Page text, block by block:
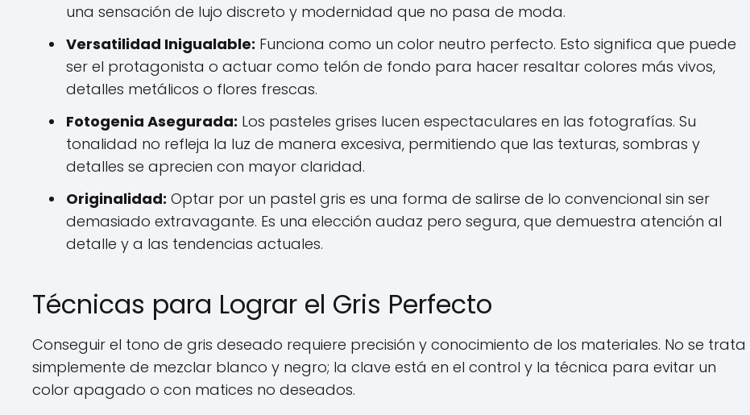
una sensación de lujo discreto y modernidad que no pasa de moda.
Versatilidad Inigualable: Funciona como un color neutro perfecto. Esto significa que puede
ser el protagonista o actuar como telón de fondo para hacer resaltar colores más vivos,
detalles metálicos o flores frescas.
Fotogenia Asegurada: Los pasteles grises lucen espectaculares en las fotografías. Su
tonalidad no refleja la luz de manera excesiva, permitiendo que las texturas, sombras y
detalles se aprecien con mayor claridad.
Originalidad: Optar por un pastel gris es una forma de salirse de lo convencional sin ser
demasiado extravagante. Es una elección audaz pero segura, que demuestra atención al
detalle y a las tendencias actuales.
Técnicas para Lograr el Gris Perfecto
Conseguir el tono de gris deseado requiere precisión y conocimiento de los materiales. No se trata
simplemente de mezclar blanco y negro; la clave está en el control y la técnica para evitar un
color apagado o con matices no deseados.